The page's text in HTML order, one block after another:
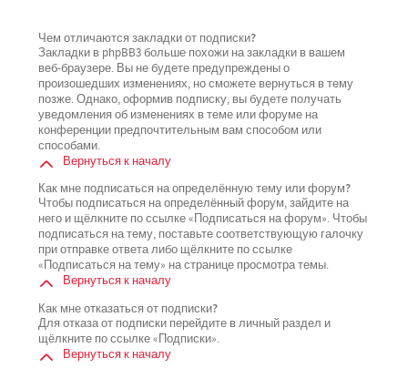
Чем отличаются закладки от подписки?
Закладки в phpBB3 больше похожи на закладки в вашем
веб-браузере. Вы не будете предупреждены о
произошедших изменениях, но сможете вернуться в тему
позже. Однако, оформив подписку, вы будете получать
уведомления об изменениях в теме или форуме на
конференции предпочтительным вам способом или
способами.
Вернуться к началу
Как мне подписаться на определённую тему или форум?
Чтобы подписаться на определённый форум, зайдите на
него и щёлкните по ссылке «Подписаться на форум». Чтобы
подписаться на тему, поставьте соответствующую галочку
при отправке ответа либо щёлкните по ссылке
«Подписаться на тему» на странице просмотра темы.
Вернуться к началу
Как мне отказаться от подписки?
Для отказа от подписки перейдите в личный раздел и
щёлкните по ссылке «Подписки».
Вернуться к началу